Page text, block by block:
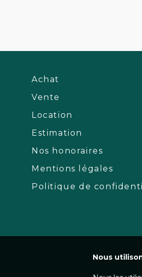
Achat
Vente
Location
Estimation
Nos honoraires
Mentions légales
Politique de
Nous